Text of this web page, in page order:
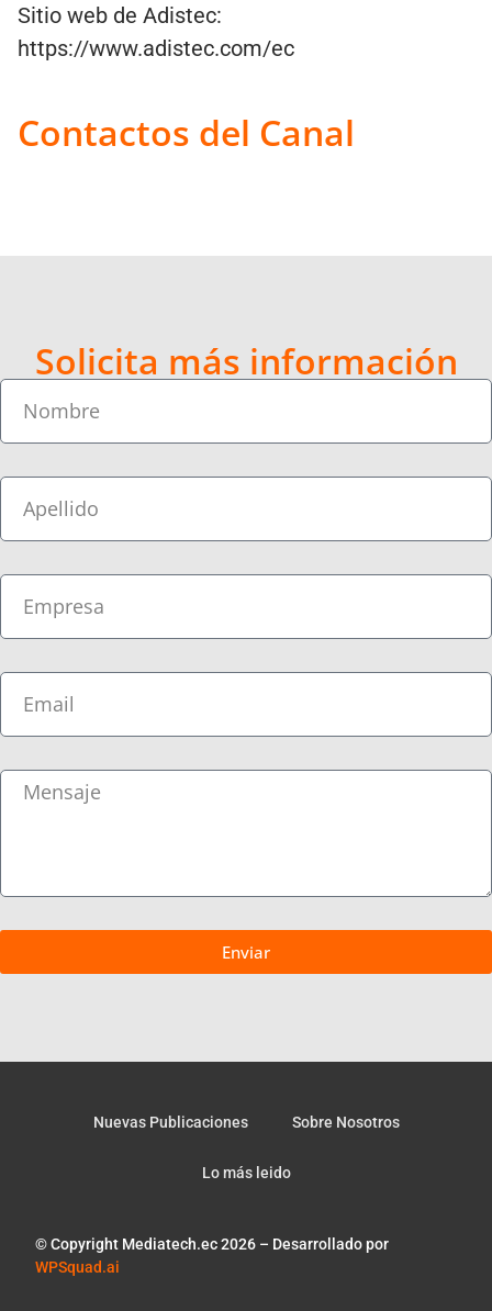
Sitio web de Adistec:
https://www.adistec.com/ec
Contactos del Canal
Solicita más información
Enviar
© Copyright Mediatech.ec 2026 – Desarrollado por
WPSquad.ai
Nuevas Publicaciones Sobre Nosotros
Lo más leido